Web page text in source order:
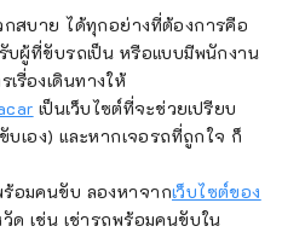
สบาย ได้ทุกอย่างที่ต้องการคือ
บผู้ที่ขับรถเป็น หรือแบบมีพนักงาน
รื่องเดินทางให้
เป็นเว็บไซต์ที่จะช่วยเปรียบ
เอง) และหากเจอรถที่ถูกใจ ก็
อมคนขับ ลองหาจากเว็บไซต์ของ
ด เช่น เช่ารถพร้อมคนขับใน